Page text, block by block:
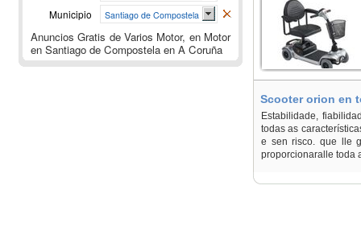
Scooter orion en
Estabilidade,
todas as
e sen risco. que lle
proporcionaralle toda
Municipio Santiago de Compostela
Anuncios Gratis de Varios Motor, en Motor
en Santiago de Compostela en A Coruña